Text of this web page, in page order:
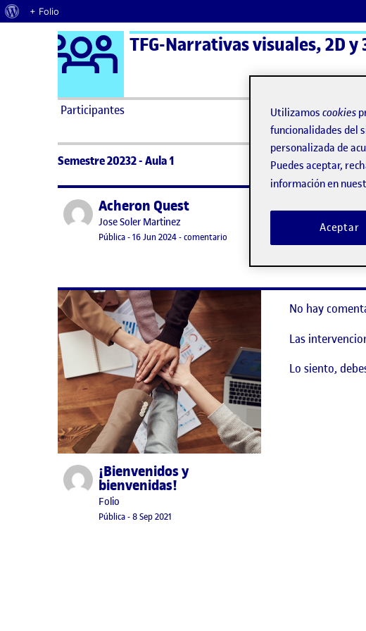
Acerca de WordPress
+ Folio
Saltar al contenido Logo Ágora
TFG-Narrativas visuales, 2D y
Participantes
Semestre 20232 - Aula 1
Publicado porAcheron Quest
Publicado por
Jose Soler Martinez
Visibilidad:
Pública-Fecha de publicación
16 Jun 202416 junio, 2024 12:01 pm
-comentario
Lo siento,
Publicado por¡Bienvenidos y
bienvenidas!
Publicado por
Folio
Visibilidad:
Pública-Fecha de publicación
8 Sep 2021
No hay
Las
Lo siento,
Utilizamos cookies
funcionalidades del
personalizada de
Puedes aceptar,
información en
Aceptar